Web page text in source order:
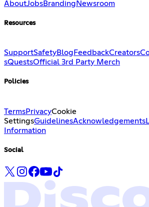
AboutJobsBranding Newsroom
Resources
SupportSafetyBlog FeedbackCreators
sQuestsOfficial 3rd Party Merch
Policies
TermsPrivacyCookie
SettingsGuidelinesAcknowledgements
Information
Social